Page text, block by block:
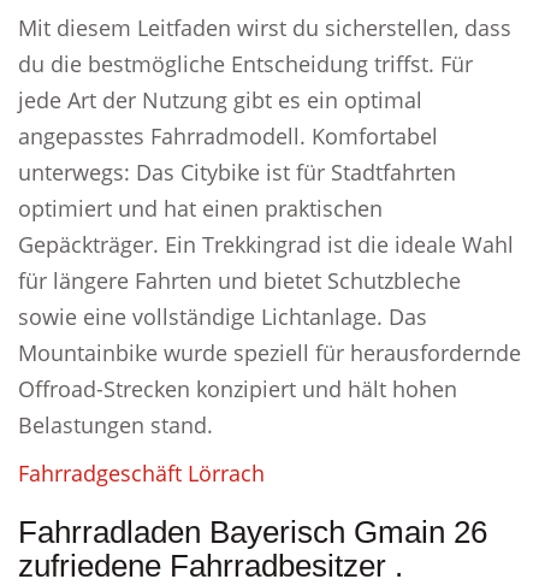
Mit diesem Leitfaden wirst du sicherstellen, dass
du die bestmögliche Entscheidung triffst. Für
jede Art der Nutzung gibt es ein optimal
angepasstes Fahrradmodell. Komfortabel
unterwegs: Das Citybike ist für Stadtfahrten
optimiert und hat einen praktischen
Gepäckträger. Ein Trekkingrad ist die ideale Wahl
für längere Fahrten und bietet Schutzbleche
sowie eine vollständige Lichtanlage. Das
Mountainbike wurde speziell für herausfordernde
Offroad-Strecken konzipiert und hält hohen
Belastungen stand.
Fahrradgeschäft Lörrach
Fahrradladen Bayerisch Gmain 26
zufriedene Fahrradbesitzer .